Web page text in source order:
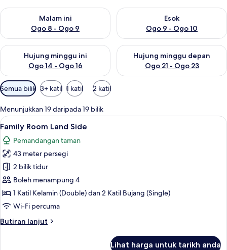
Malam ini
Ogo 8 - Ogo 9
Semak ketersediaan untuk malam ini Ogo 8 - Ogo 9
Esok
Ogo 9 - Ogo 10
Semak ketersediaan untuk
Hujung minggu ini
Ogo 14 - Ogo 16
Semak ketersediaan untuk hujung minggu ini Ogo 14 - Ogo 16
Hujung minggu depan
Ogo 21 - Ogo 23
Semak ketersediaan untuk
Penapis
yang
tersedia
untuk
bilik
Semua bilik 3+ katil 1 katil 2 katil
Menunjukkan 19 daripada 19 bilik
Lihat
semua
foto
untuk
Family
Room
Land
Side
Family Room Land Side | Peralatan
4
Family Room Land Side
Pemandangan taman
43 meter persegi
2 bilik tidur
Boleh menampung 4
1 Katil Kelamin (Double) dan 2 Katil Bujang (Single)
Wi-Fi percuma
Butiran lanjut
Butiran
Lihat harga untuk tarikh anda